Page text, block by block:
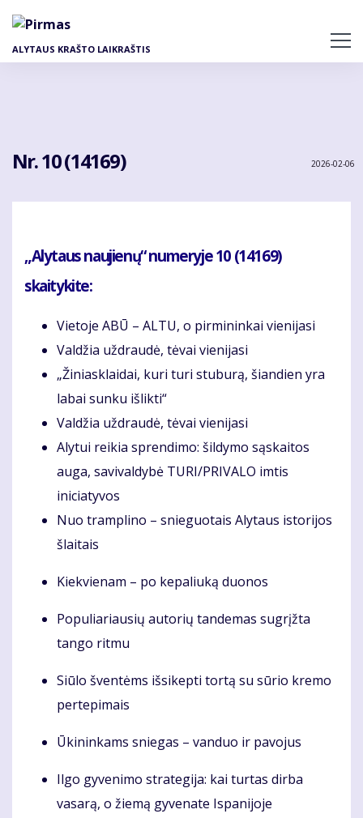
pagrindinį
ALYTAUS KRAŠTO LAIKRAŠTIS
Nr. 10 (14169) 2026-02-06
„Alytaus naujienų“ numeryje 10 (14169)
skaitykite:
Vietoje ABŪ – ALTU, o pirmininkai vienijasi
Valdžia uždraudė, tėvai vienijasi
„Žiniasklaidai, kuri turi stuburą, šiandien yra
labai sunku išlikti“
Valdžia uždraudė, tėvai vienijasi
Alytui reikia sprendimo: šildymo sąskaitos
auga, savivaldybė TURI/PRIVALO imtis
iniciatyvos
Nuo tramplino – snieguotais Alytaus istorijos
šlaitais
Kiekvienam – po kepaliuką duonos
Populiariausių autorių tandemas sugrįžta
tango ritmu
Siūlo šventėms išsikepti tortą su sūrio kremo
pertepimais
Ūkininkams sniegas – vanduo ir pavojus
Ilgo gyvenimo strategija: kai turtas dirba
vasarą, o žiemą gyvenate Ispanijoje